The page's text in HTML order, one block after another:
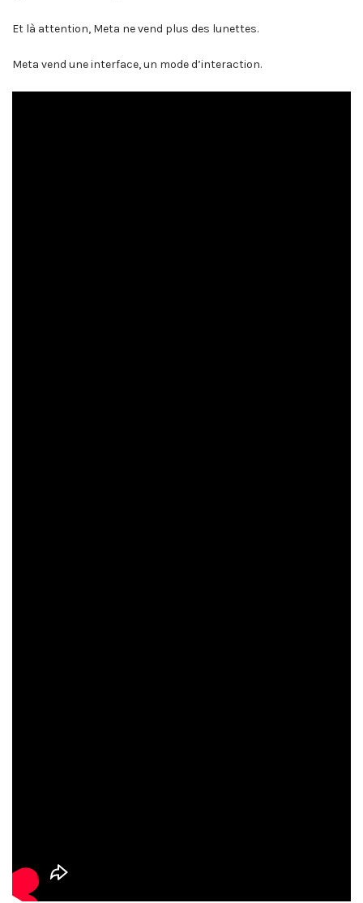
Et là attention, Meta ne vend plus des lunettes.
Meta vend une interface, un mode d’interaction.